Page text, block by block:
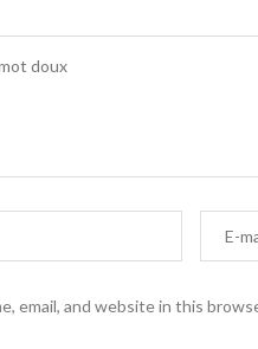
email, and website in this